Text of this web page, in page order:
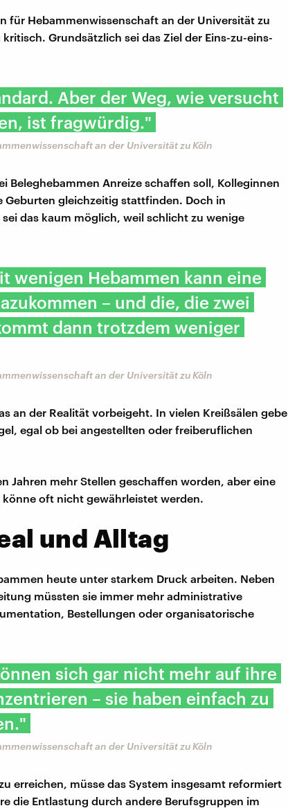
für Hebammenwissenschaft an der Universität zu
Grundsätzlich sei das Ziel der Eins-zu-eins-
Aber der Weg, wie versucht
ist fragwürdig."
an der Universität zu Köln
Beleghebammen Anreize schaffen soll, Kolleginnen
Geburten gleichzeitig stattfinden. Doch in
das kaum möglich, weil schlicht zu wenige
wenigen Hebammen kann eine
– und die, die zwei
dann trotzdem weniger
an der Universität zu Köln
an der Realität vorbeigeht. In vielen Kreißsälen gebe
egal ob bei angestellten oder freiberuflichen
Jahren mehr Stellen geschaffen worden, aber eine
oft nicht gewährleistet werden.
und Alltag
heute unter starkem Druck arbeiten. Neben
müssten sie immer mehr administrative
Bestellungen oder organisatorische
sich gar nicht mehr auf ihre
– sie haben einfach zu
an der Universität zu Köln
erreichen, müsse das System insgesamt reformiert
die Entlastung durch andere Berufsgruppen im